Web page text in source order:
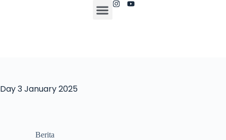
Day3 January 2025
Berita